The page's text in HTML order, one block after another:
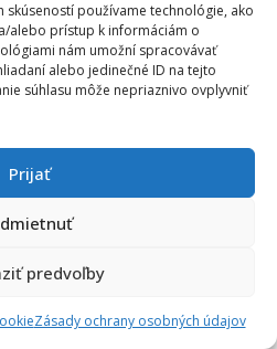
skúseností používame technológie, ako
alebo prístup k informáciám o
nám umožní spracovávať
alebo jedinečné ID na tejto
súhlasu môže nepriaznivo ovplyvniť
Prijať
predvoľby
Zásady ochrany osobných údajov